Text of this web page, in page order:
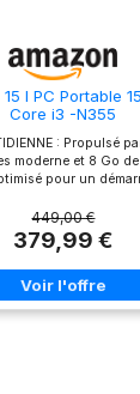
I PC Portable
Core i3 -N355
: Propulsé
moderne et 8 Go de
pour un
sur le web et une
et d'étude.
: Profitez d'une
de 15,6
oculaire,
ou le visionnage
: Le SSD
considérablement
449,00 €
379,99 €